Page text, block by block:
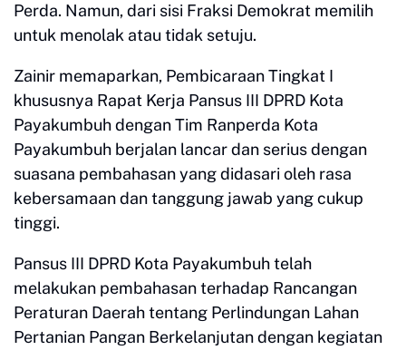
Perda. Namun, dari sisi Fraksi Demokrat memilih
untuk menolak atau tidak setuju.
Zainir memaparkan, Pembicaraan Tingkat I
khususnya Rapat Kerja Pansus III DPRD Kota
Payakumbuh dengan Tim Ranperda Kota
Payakumbuh berjalan lancar dan serius dengan
suasana pembahasan yang didasari oleh rasa
kebersamaan dan tanggung jawab yang cukup
tinggi.
Pansus III DPRD Kota Payakumbuh telah
melakukan pembahasan terhadap Rancangan
Peraturan Daerah tentang Perlindungan Lahan
Pertanian Pangan Berkelanjutan dengan kegiatan